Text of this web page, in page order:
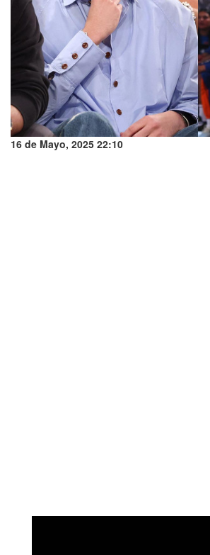
16 de Mayo, 2025 22:10